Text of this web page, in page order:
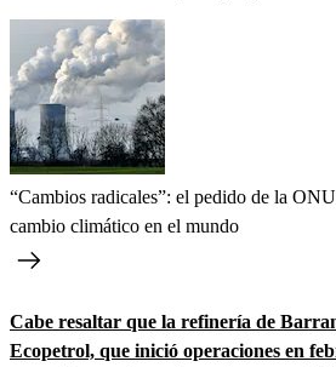
“Cambios radicales”: el pedido de la
cambio climático en el mundo
Cabe resaltar que la refinería de
Ecopetrol, que inició operaciones en